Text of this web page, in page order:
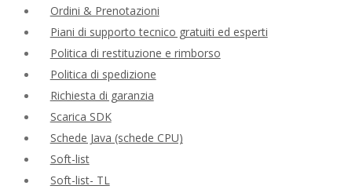
Ordini & Prenotazioni
Piani di supporto tecnico gratuiti ed esperti
Politica di restituzione e rimborso
Politica di spedizione
Richiesta di garanzia
Scarica SDK
Schede Java (schede CPU)
Soft-list
Soft-list- TL